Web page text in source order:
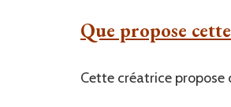
Que propose
Cette créatrice propose